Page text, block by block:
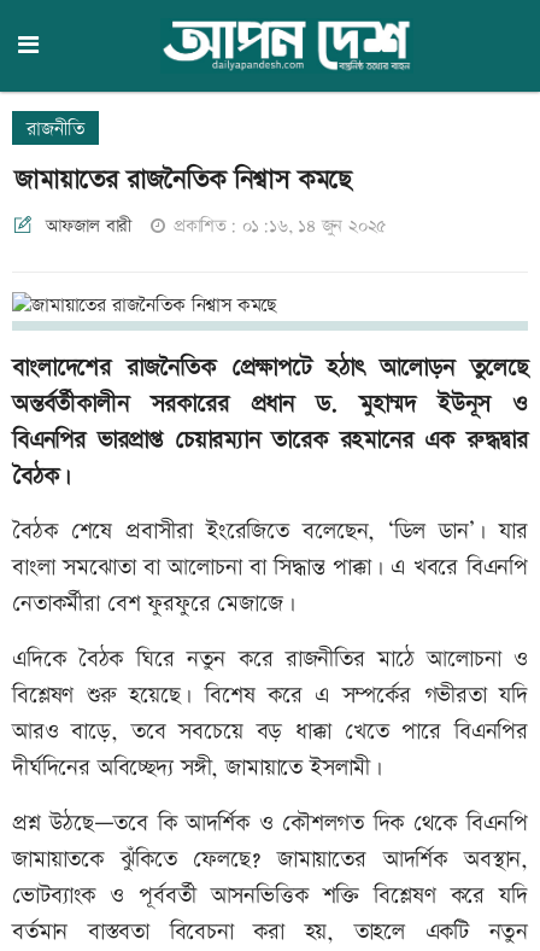
রাজনীতি
জামায়াতের রাজনৈতিক নিশ্বাস কমছে
আফজাল বারী প্রকাশিত: ০১:১৬, ১৪ জুন ২০২৫
বাংলাদেশের রাজনৈতিক প্রেক্ষাপটে হঠাৎ আলোড়ন তুলেছে
অন্তর্বর্তীকালীন সরকারের প্রধান ড. মুহাম্মদ ইউনূস ও
বিএনপির ভারপ্রাপ্ত চেয়ারম্যান তারেক রহমানের এক রুদ্ধদ্বার
বৈঠক।
বৈঠক শেষে প্রবাসীরা ইংরেজিতে বলেছেন, ‘ডিল ডান’। যার
বাংলা সমঝোতা বা আলোচনা বা সিদ্ধান্ত পাক্কা। এ খবরে বিএনপি
নেতাকর্মীরা বেশ ফুরফুরে মেজাজে।
এদিকে বৈঠক ঘিরে নতুন করে রাজনীতির মাঠে আলোচনা ও
বিশ্লেষণ শুরু হয়েছে। বিশেষ করে এ সম্পর্কের গভীরতা যদি
আরও বাড়ে, তবে সবচেয়ে বড় ধাক্কা খেতে পারে বিএনপির
দীর্ঘদিনের অবিচ্ছেদ্য সঙ্গী, জামায়াতে ইসলামী।
প্রশ্ন উঠছে—তবে কি আদর্শিক ও কৌশলগত দিক থেকে বিএনপি
জামায়াতকে ঝুঁকিতে ফেলছে? জামায়াতের আদর্শিক অবস্থান,
ভোটব্যাংক ও পূর্ববর্তী আসনভিত্তিক শক্তি বিশ্লেষণ করে যদি
বর্তমান বাস্তবতা বিবেচনা করা হয়, তাহলে একটি নতুন